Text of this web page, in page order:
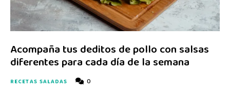
Acompaña tus deditos de pollo con salsas
diferentes para cada día de la semana
RECETAS SALADAS 0